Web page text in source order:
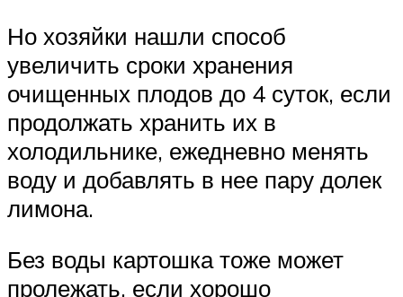
Но хозяйки нашли способ
увеличить сроки хранения
очищенных плодов до 4 суток, если
продолжать хранить их в
холодильнике, ежедневно менять
воду и добавлять в нее пару долек
лимона.
Без воды картошка тоже может
пролежать, если хорошо